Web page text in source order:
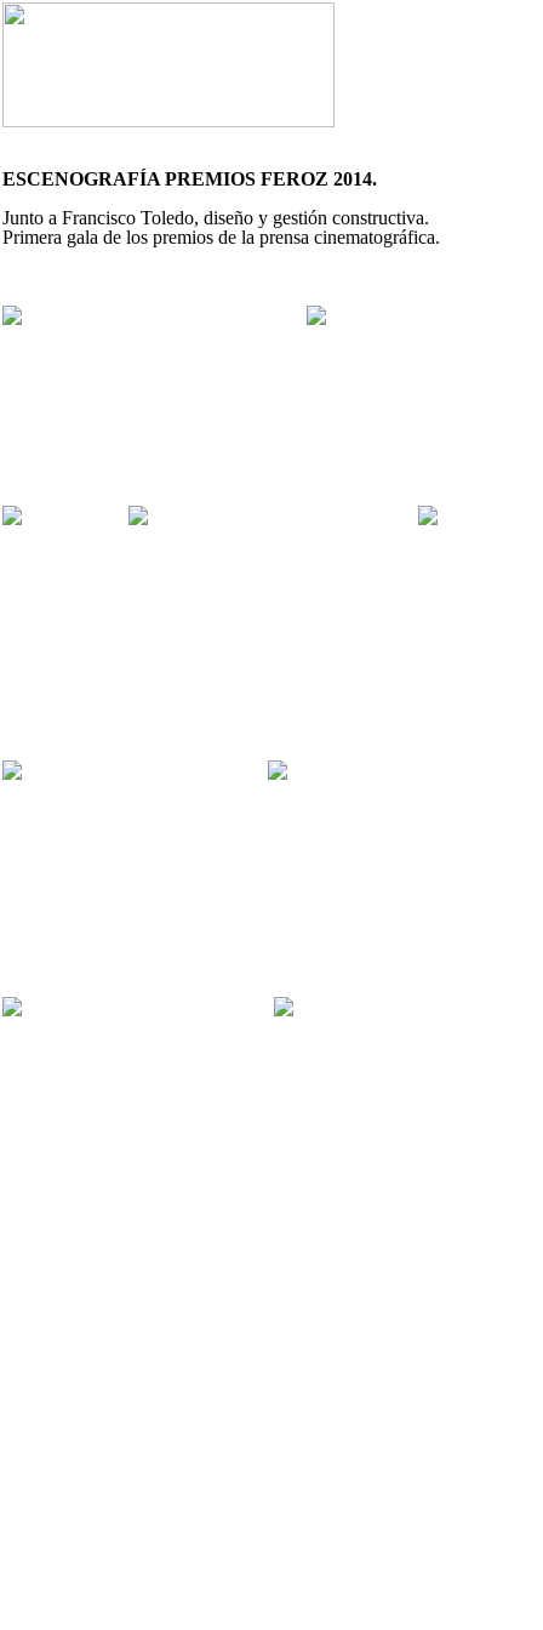
ESCENOGRAFÍA PREMIOS FEROZ 2014.
Junto a Francisco Toledo, diseño y gestión constructiva.
Primera gala de los premios de la prensa cinematográfica.